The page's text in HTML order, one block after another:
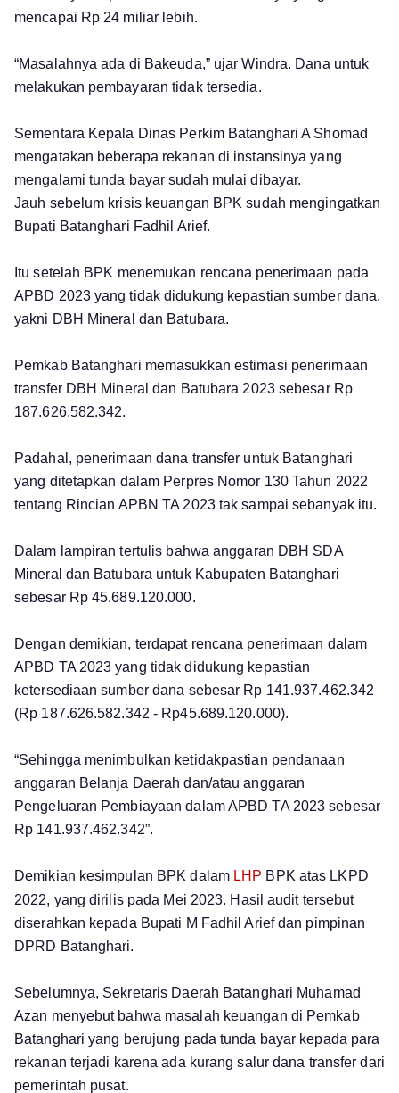
mencapai Rp 24 miliar lebih.
“Masalahnya ada di Bakeuda,” ujar Windra. Dana untuk
melakukan pembayaran tidak tersedia.
Sementara Kepala Dinas Perkim Batanghari A Shomad
mengatakan beberapa rekanan di instansinya yang
mengalami tunda bayar sudah mulai dibayar.
Jauh sebelum krisis keuangan BPK sudah mengingatkan
Bupati Batanghari Fadhil Arief.
Itu setelah BPK menemukan rencana penerimaan pada
APBD 2023 yang tidak didukung kepastian sumber dana,
yakni DBH Mineral dan Batubara.
Pemkab Batanghari memasukkan estimasi penerimaan
transfer DBH Mineral dan Batubara 2023 sebesar Rp
187.626.582.342.
Padahal, penerimaan dana transfer untuk Batanghari
yang ditetapkan dalam Perpres Nomor 130 Tahun 2022
tentang Rincian APBN TA 2023 tak sampai sebanyak itu.
Dalam lampiran tertulis bahwa anggaran DBH SDA
Mineral dan Batubara untuk Kabupaten Batanghari
sebesar Rp 45.689.120.000.
Dengan demikian, terdapat rencana penerimaan dalam
APBD TA 2023 yang tidak didukung kepastian
ketersediaan sumber dana sebesar Rp 141.937.462.342
(Rp 187.626.582.342 - Rp45.689.120.000).
“Sehingga menimbulkan ketidakpastian pendanaan
anggaran Belanja Daerah dan/atau anggaran
Pengeluaran Pembiayaan dalam APBD TA 2023 sebesar
Rp 141.937.462.342”.
Demikian kesimpulan BPK dalam LHP BPK atas LKPD
2022, yang dirilis pada Mei 2023. Hasil audit tersebut
diserahkan kepada Bupati M Fadhil Arief dan pimpinan
DPRD Batanghari.
Sebelumnya, Sekretaris Daerah Batanghari Muhamad
Azan menyebut bahwa masalah keuangan di Pemkab
Batanghari yang berujung pada tunda bayar kepada para
rekanan terjadi karena ada kurang salur dana transfer dari
pemerintah pusat.